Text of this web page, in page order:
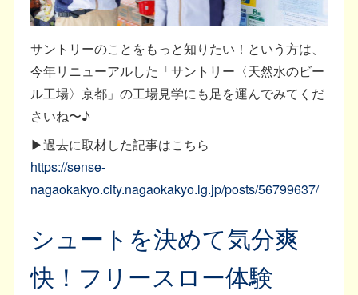
サントリーのことをもっと知りたい！という方は、
今年リニューアルした「サントリー〈天然水のビー
ル工場〉京都」の工場見学にも足を運んでみてくだ
さいね〜♪
▶過去に取材した記事はこちら
https://sense-
nagaokakyo.city.nagaokakyo.lg.jp/posts/56799637/
シュートを決めて気分爽
快！フリースロー体験